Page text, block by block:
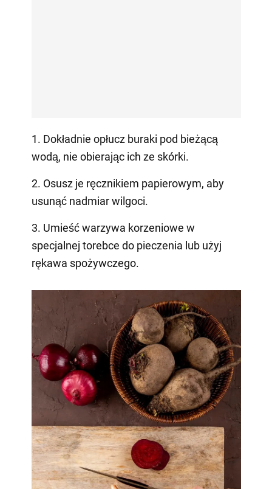
1. Dokładnie opłucz buraki pod bieżącą
wodą, nie obierając ich ze skórki.
2. Osusz je ręcznikiem papierowym, aby
usunąć nadmiar wilgoci.
3. Umieść warzywa korzeniowe w
specjalnej torebce do pieczenia lub użyj
rękawa spożywczego.